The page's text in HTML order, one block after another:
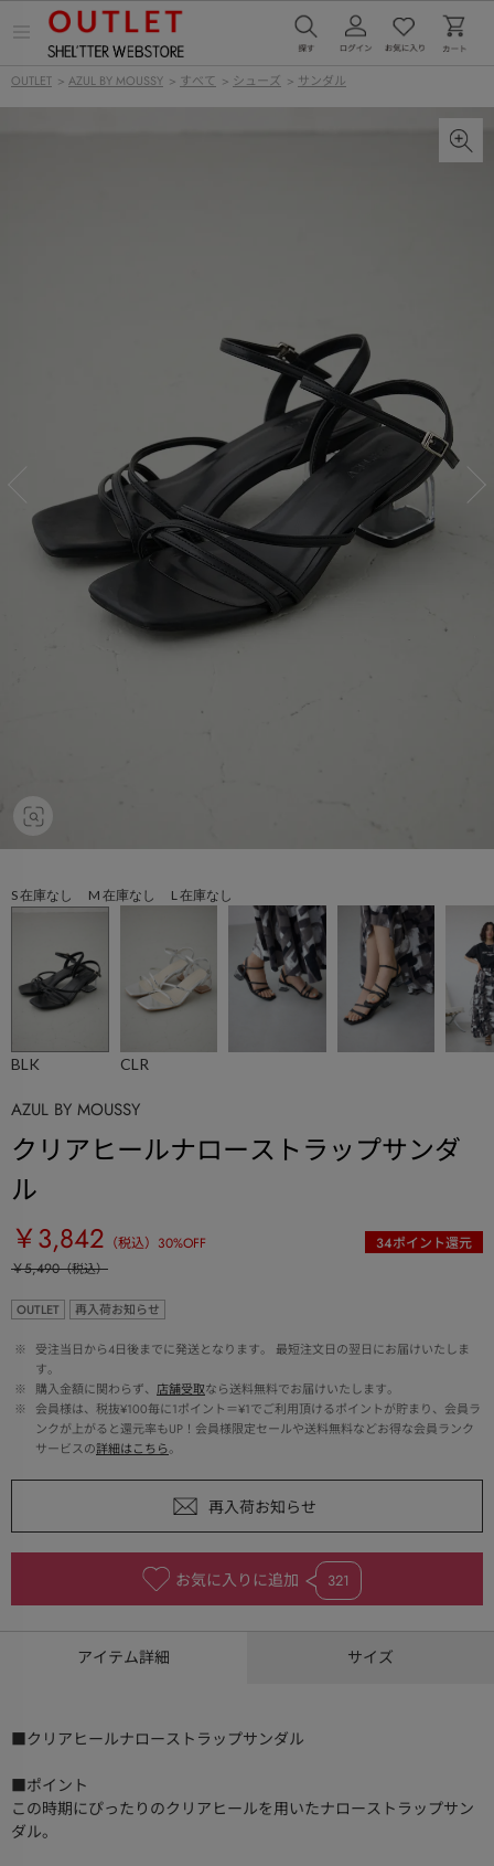
ー
を
OUTLET > AZUL BY MOUSSY > すべて > シューズ > サンダル
S 在庫なし M 在庫なし L 在庫なし
BLK CLR
AZUL BY MOUSSY
クリアヒールナローストラップサンダ
ル
￥3,842 （税込） 30%OFF 34ポイント還元
￥5,490（税込）
OUTLET 再入荷お知らせ
※
受注当日から4日後までに発送となります。 最短注文日の翌日にお届けいたしま
す。
※
購入金額に関わらず、 店舗受取なら送料無料でお届けいたします。
※
会員様は、税抜¥100毎に1ポイント＝¥1でご利用頂けるポイントが貯まり、会員ラ
ンクが上がると還元率もUP！会員様限定セールや送料無料などお得な会員ランク
サービスの詳細はこちら。
お気に入りに追加 321
アイテム詳細 サイズ
■クリアヒールナローストラップサンダル
■ポイント
この時期にぴったりのクリアヒールを用いたナローストラップサン
ダル。